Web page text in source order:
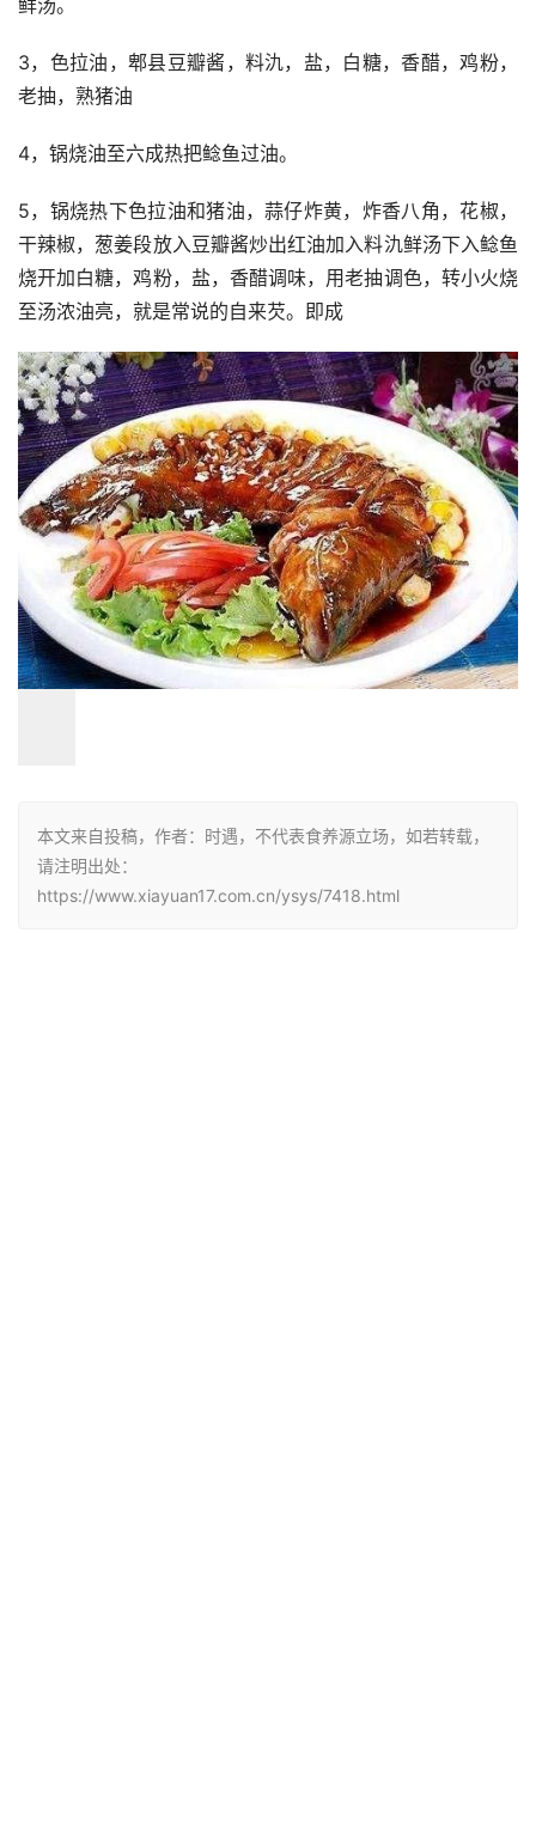
3，色拉油，郫县豆瓣酱，料氿，盐，白糖，香醋，鸡粉，
老抽，熟猪油
4，锅烧油至六成热把鲶鱼过油。
5，锅烧热下色拉油和猪油，蒜仔炸黄，炸香八角，花椒，
干辣椒，葱姜段放入豆瓣酱炒出红油加入料氿鲜汤下入鲶鱼
烧开加白糖，鸡粉，盐，香醋调味，用老抽调色，转小火烧
至汤浓油亮，就是常说的自来芡。即成